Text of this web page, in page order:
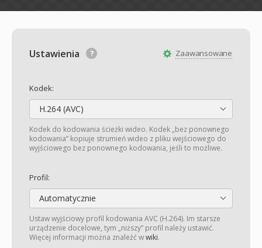
Zaawansowane
Ustawienia
Kodek:
H.264 (AVC)
Kodek do kodowania ścieżki wideo. Kodek „bez ponownego
kodowania” kopiuje strumień wideo z pliku wejściowego do
wyjściowego bez ponownego kodowania, jeśli to możliwe.
Profil:
Automatycznie
Ustaw wyjściowy profil kodowania AVC (H.264). Im starsze
urządzenie docelowe, tym „niższy” profil należy ustawić.
Więcej informacji można znaleźć wwiki.